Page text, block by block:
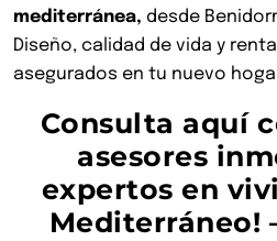
mediterránea, desde
Diseño, calidad de vida y
asegurados en tu nuevo
Consulta aquí
asesores
expertos en
Mediterráneo!